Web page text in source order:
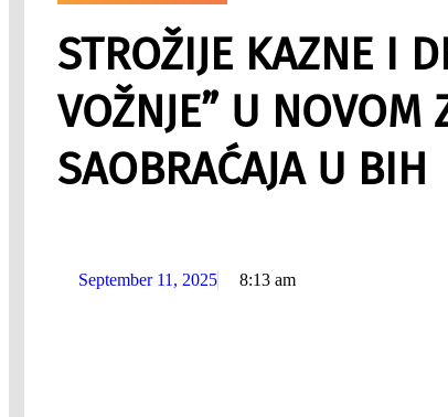
STROŽIJE KAZNE I
VOŽNJE” U NOVOM
SAOBRAĆAJA U BIH
September 11, 2025 8:13 am